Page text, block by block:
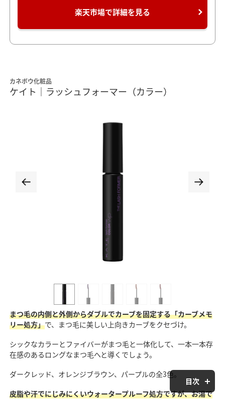
楽天市場で詳細を見る
カネボウ化粧品
ケイト｜ラッシュフォーマー（カラー）
まつ毛の内側と外側からダブルでカーブを固定する「カーブメモ
リー処方」で、まつ毛に美しい上向きカーブをクセづけ。
シックなカラーとファイバーがまつ毛と一体化して、一本一本存
在感のあるロングなまつ毛へと導くでしょう。
ダークレッド、オレンジブラウン、パープルの全3色。
皮脂や汗でにじみにくいウォータープルーフ処方ですが、お湯で
目次